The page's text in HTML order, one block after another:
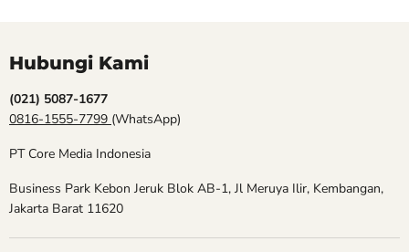
Hubungi Kami
(021) 5087-1677
0816-1555-7799 (WhatsApp)
PT Core Media Indonesia
Business Park Kebon Jeruk Blok AB-1, Jl Meruya Ilir, Kembangan,
Jakarta Barat 11620